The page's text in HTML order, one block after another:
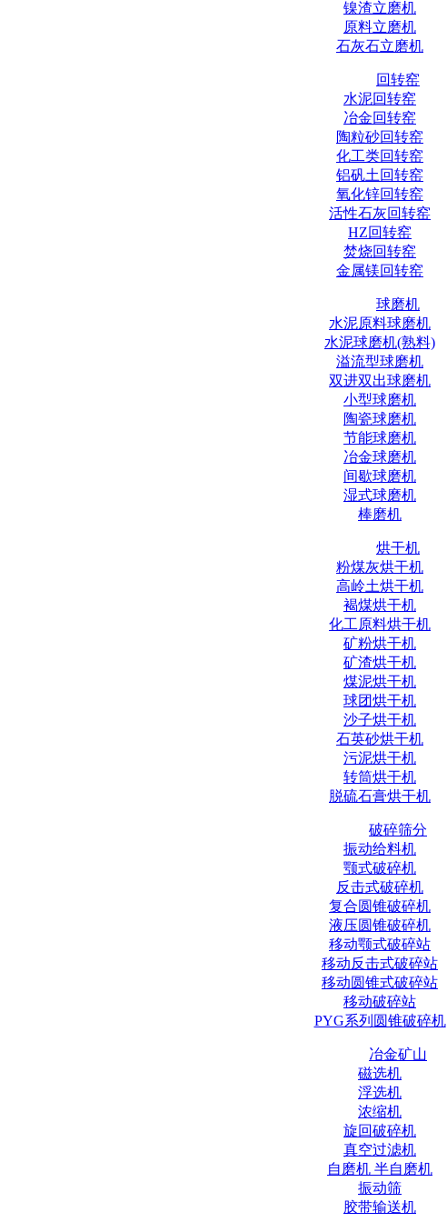
镍渣立磨机
原料立磨机
石灰石立磨机
回转窑
水泥回转窑
冶金回转窑
陶粒砂回转窑
化工类回转窑
铝矾土回转窑
氧化锌回转窑
活性石灰回转窑
HZ回转窑
焚烧回转窑
金属镁回转窑
球磨机
水泥原料球磨机
水泥球磨机(熟料)
溢流型球磨机
双进双出球磨机
小型球磨机
陶瓷球磨机
节能球磨机
冶金球磨机
间歇球磨机
湿式球磨机
棒磨机
烘干机
粉煤灰烘干机
高岭土烘干机
褐煤烘干机
化工原料烘干机
矿粉烘干机
矿渣烘干机
煤泥烘干机
球团烘干机
沙子烘干机
石英砂烘干机
污泥烘干机
转筒烘干机
脱硫石膏烘干机
破碎筛分
振动给料机
颚式破碎机
反击式破碎机
复合圆锥破碎机
液压圆锥破碎机
移动颚式破碎站
移动反击式破碎站
移动圆锥式破碎站
移动破碎站
PYG系列圆锥破碎机
冶金矿山
磁选机
浮选机
浓缩机
旋回破碎机
真空过滤机
自磨机 半自磨机
振动筛
胶带输送机